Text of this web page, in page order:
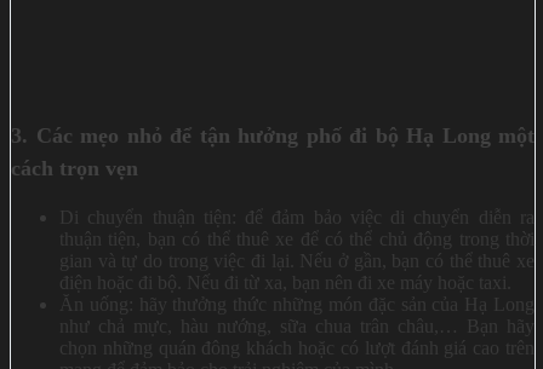
3. Các mẹo nhỏ để tận hưởng phố đi bộ Hạ Long một
cách trọn vẹn
Di chuyển thuận tiện: để đảm bảo việc di chuyển diễn ra
thuận tiện, bạn có thể thuê xe để có thể chủ động trong thời
gian và tự do trong việc đi lại. Nếu ở gần, bạn có thể thuê xe
điện hoặc đi bộ. Nếu đi từ xa, bạn nên đi xe máy hoặc taxi.
Ăn uống: hãy thưởng thức những món đặc sản của Hạ Long
như chả mực, hàu nướng, sữa chua trân châu,… Bạn hãy
chọn những quán đông khách hoặc có lượt đánh giá cao trên